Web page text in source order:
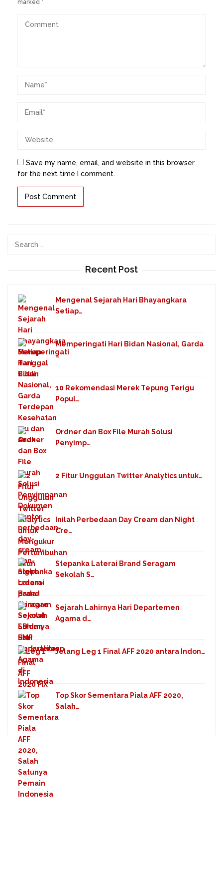
marked *
Save my name, email, and website in this browser
for the next time I comment.
Search
Recent Post
Mengenal Sejarah Hari Bhayangkara
Setiap…
Memperingati Hari Bidan Nasional, Garda
…
10 Rekomendasi Merek Tepung Terigu
Popul…
Ordner dan Box File Murah Solusi
Penyimp…
2 Fitur Unggulan Twitter Analytics untuk…
Inilah Perbedaan Day Cream dan Night
Cre…
Stepanka Laterai Brand Seragam
Sekolah S…
Sejarah Lahirnya Hari Departemen
Agama d…
Jelang Leg 1 Final AFF 2020 antara Indon…
Top Skor Sementara Piala AFF 2020,
Salah…